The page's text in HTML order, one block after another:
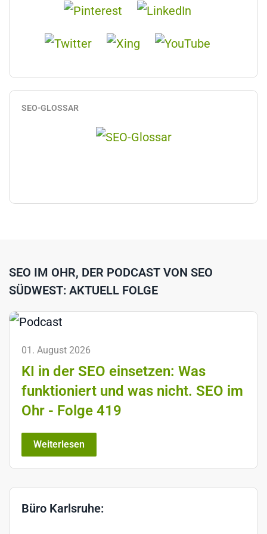
SEO-GLOSSAR
SEO IM OHR, DER PODCAST VON SEO
SÜDWEST: AKTUELL FOLGE
01. August 2026
KI in der SEO einsetzen: Was
funktioniert und was nicht. SEO im
Ohr - Folge 419
Weiterlesen
Büro Karlsruhe: